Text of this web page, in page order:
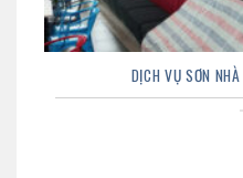
DỊCH VỤ SƠN